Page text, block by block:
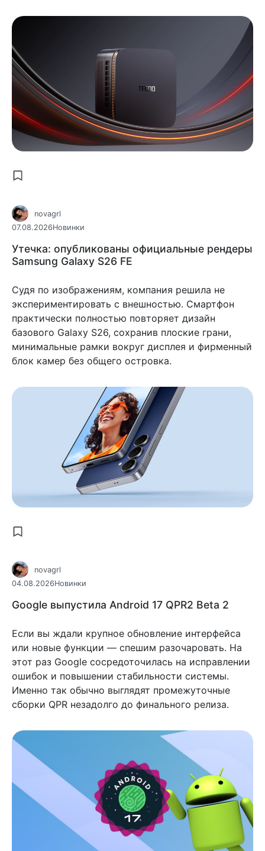
novagrl
07.08.2026Новинки
Утечка: опубликованы официальные рендеры
Samsung Galaxy S26 FE
Судя по изображениям, компания решила не
экспериментировать с внешностью. Смартфон
практически полностью повторяет дизайн
базового Galaxy S26, сохранив плоские грани,
минимальные рамки вокруг дисплея и фирменный
блок камер без общего островка.
novagrl
04.08.2026Новинки
Google выпустила Android 17 QPR2 Beta 2
Если вы ждали крупное обновление интерфейса
или новые функции — спешим разочаровать. На
этот раз Google сосредоточилась на исправлении
ошибок и повышении стабильности системы.
Именно так обычно выглядят промежуточные
сборки QPR незадолго до финального релиза.